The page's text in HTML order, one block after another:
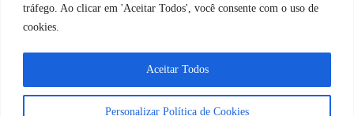
tráfego. Ao clicar em 'Aceitar Todos', você consente com o uso de
cookies.
Personalizar Política de Cookies
Aceitar Todos
Direitos Reservados @ Tabtech - 2023